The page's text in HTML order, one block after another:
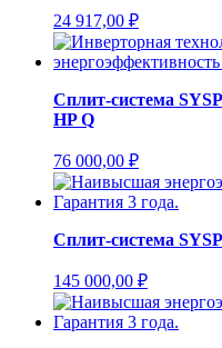
24 917,00 ₽
Сплит-система
HP Q
76 000,00 ₽
Сплит-система
145 000,00 ₽